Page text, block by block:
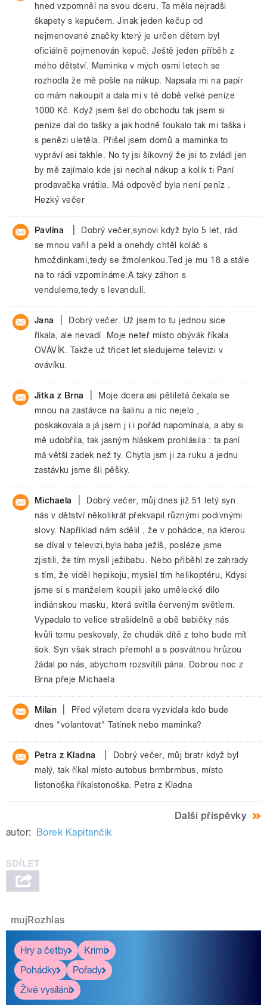
hned vzpomněl na svou dceru. Ta měla nejradši
škapety s kepučem. Jinak jeden kečup od
nejmenované značky který je určen dětem byl
oficiálně pojmenován kepuč. Ještě jeden příběh z
mého dětství. Maminka v mých osmi letech se
rozhodla že mě pošle na nákup. Napsala mi na papír
co mám nakoupit a dala mi v té době velké peníze
1000 Kč. Když jsem šel do obchodu tak jsem si
peníze dal do tašky a jak hodně foukalo tak mi taška i
s penězi uletěla. Přišel jsem domů a maminka to
vypráví asi takhle. No ty jsi šikovný že jsi to zvládl jen
by mě zajímalo kde jsi nechal nákup a kolik ti Paní
prodavačka vrátila. Má odpověď byla není peníz .
Hezký večer
Pavlína
Dobrý večer,synovi když bylo 5 let, rád
se mnou vařil a pekl a onehdy chtěl koláč s
hmoždinkami,tedy se žmolenkou.Ted je mu 18 a stále
na to rádi vzpomínáme.A taky záhon s
vendulema,tedy s levandulí.
Jana
Dobrý večer. Už jsem to tu jednou sice
říkala, ale nevadí. Moje neteř místo obývák říkala
OVÁVÍK. Takže už třicet let sledujeme televizi v
ovávíku.
Jitka z Brna
Moje dcera asi pětiletá čekala se
mnou na zastávce na šalinu a nic nejelo ,
poskakovala a já jsem j i i pořád napomínala, a aby si
mě udobřila, tak jasným hláskem prohlásila : ta paní
má větší zadek než ty. Chytla jsm ji za ruku a jednu
zastávku jsme šli pěšky.
Michaela
Dobrý večer, můj dnes již 51 letý syn
nás v dětství několikrát překvapil různými podivnými
slovy. Například nám sdělil , že v pohádce, na kterou
se díval v televizi,byla baba ježíš, posléze jsme
zjistili, že tím myslí ježibabu. Nebo přiběhl ze zahrady
s tím, že viděl hepikoju, myslel tím helikoptéru, Kdysi
jsme si s manželem koupili jako umělecké dílo
indiánskou masku, která svítila červeným světlem.
Vypadalo to velice strašidelně a obě babičky nás
kvůli tomu peskovaly, že chudák dítě z toho bude mít
šok. Syn však strach přemohl a s posvátnou hrůzou
žádal po nás, abychom rozsvítili pána. Dobrou noc z
Brna přeje Michaela
Milan
Před výletem dcera vyzvídala kdo bude
dnes "volantovat" Tatínek nebo maminka?
Petra z Kladna
Dobrý večer, můj bratr když byl
malý, tak říkal místo autobus brmbrmbus, místo
listonoška říkalstonoška. Petra z Kladna
Další příspěvky
autor: Borek Kapitančik
mujRozhlas
Hry a četby
Krimi
Pohádky
Pořady
Živé vysílání